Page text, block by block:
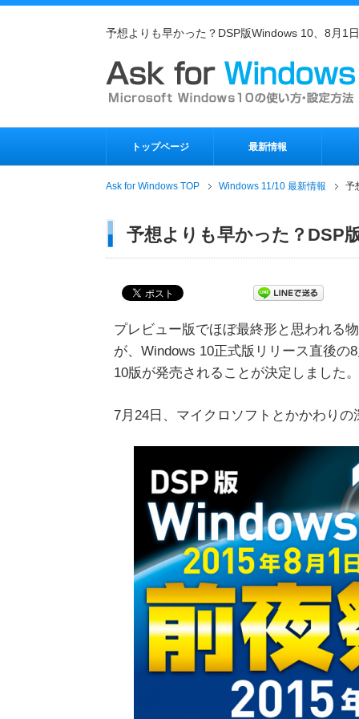
予想よりも早かった？DSP版Windows 10、8月1
トップページ 最新情報
Ask for Windows TOP Windows 11/10 最新情報 予
予想よりも早かった？DSP
プレビュー版でほぼ最終形と思われる
が、Windows 10正式版リリース直後の
10版が発売されることが決定しました。
7月24日、マイクロソフトとかかわり